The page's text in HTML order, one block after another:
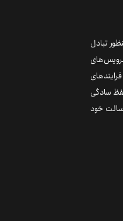
تبادل
سرویس‌های
سادگی
خود